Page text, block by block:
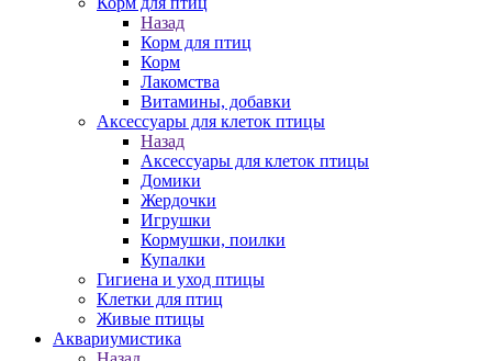
Назад
Корм для птиц
Корм
Лакомства
Витамины, добавки
Аксессуары для клеток птицы
Назад
Аксессуары для клеток птицы
Домики
Жердочки
Игрушки
Кормушки, поилки
Купалки
Гигиена и уход птицы
Клетки для птиц
Живые птицы
Аквариумистика